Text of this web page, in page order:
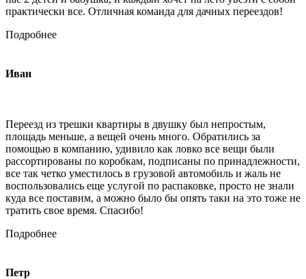
практически все. Отличная команда для дачных переездов!
Подробнее
Иван
Переезд из трешки квартиры в двушку был непростым,
площадь меньше, а вещей очень много. Обратились за
помощью в компанию, удивило как ловко все вещи были
рассортированы по коробкам, подписаны по принадлежности,
все так четко уместилось в грузовой автомобиль и жаль не
воспользовались еще услугой по распаковке, просто не знали
куда все поставим, а можно было бы опять таки на это тоже не
тратить свое время. Спасибо!
Подробнее
Петр